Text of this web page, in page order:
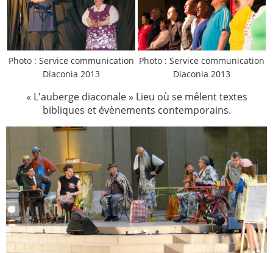
Photo : Service communication
Diaconia 2013
Photo : Service communication
Diaconia 2013
« L'auberge diaconale » Lieu où se mêlent textes
bibliques et évènements contemporains.